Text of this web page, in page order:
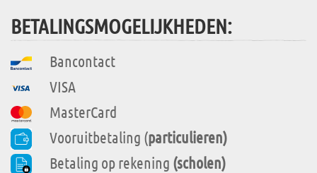
BETALINGSMOGELIJKHEDEN:
Bancontact
VISA
MasterCard
Vooruitbetaling (particulieren)
Betaling op rekening (scholen)